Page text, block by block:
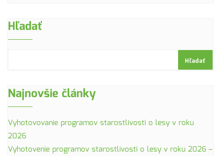
Hľadať
Hľadať
Najnovšie články
Vyhotovovanie programov starostlivosti o lesy v roku
2026
Vyhotovenie programov starostlivosti o lesy v roku 2026 –